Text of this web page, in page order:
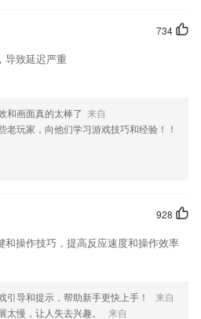
734
导致延迟严重
和画面真的太棒了 来自
老玩家，向他们学习游戏技巧和经验！！
928
和操作技巧，提高反应速度和操作效率
引导和提示，帮助新手更快上手！
来自
太慢，让人失去兴趣。
来自